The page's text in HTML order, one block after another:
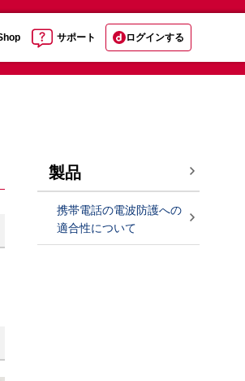
サポート ログインする
製品
携帯電話の電波防護への
適合性について